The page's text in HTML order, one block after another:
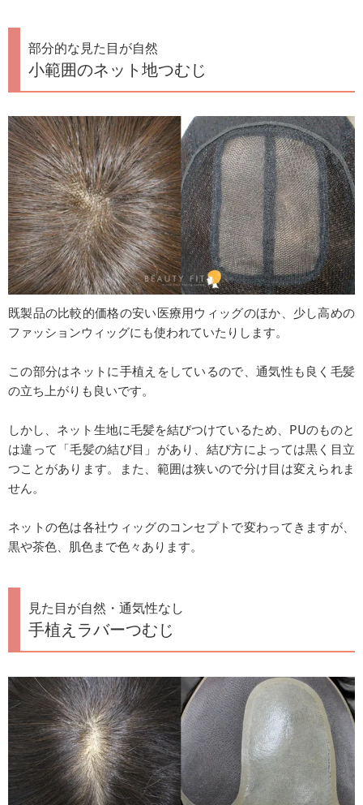
部分的な見た目が自然
小範囲のネット地つむじ
既製品の比較的価格の安い医療用ウィッグのほか、少し高めの
ファッションウィッグにも使われていたりします。
この部分はネットに手植えをしているので、通気性も良く毛髪
の立ち上がりも良いです。
しかし、ネット生地に毛髪を結びつけているため、PUのものと
は違って「毛髪の結び目」があり、結び方によっては黒く目立
つことがあります。また、範囲は狭いので分け目は変えられま
せん。
ネットの色は各社ウィッグのコンセプトで変わってきますが、
黒や茶色、肌色まで色々あります。
見た目が自然・通気性なし
手植えラバーつむじ